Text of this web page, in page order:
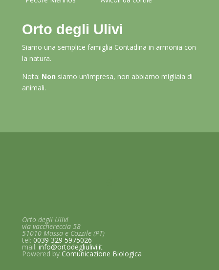
Orto degli Ulivi
Siamo una semplice famiglia Contadina in armonia con
la natura.
Nota: Non siamo un’impresa, non abbiamo migliaia di
animali.
Orto degli Ulivi
via vacchereccia 58
51010 Massa e Cozzile (PT)
tel: 0039 329 5975026
mail: info@ortodegliulivi.it
Powered by Comunicazione Biologica